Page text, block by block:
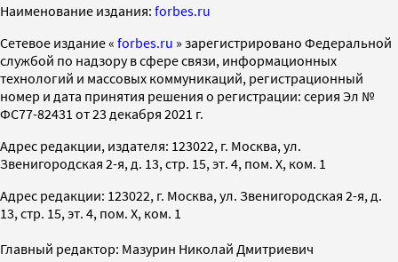
Наименование издания: forbes.ru
Cетевое издание « forbes.ru » зарегистрировано Федеральной
службой по надзору в сфере связи, информационных
технологий и массовых коммуникаций, регистрационный
номер и дата принятия решения о регистрации: серия Эл №
ФС77-82431 от 23 декабря 2021 г.
Адрес редакции, издателя: 123022, г. Москва, ул.
Звенигородская 2-я, д. 13, стр. 15, эт. 4, пом. X, ком. 1
Адрес редакции: 123022, г. Москва, ул. Звенигородская 2-я, д.
13, стр. 15, эт. 4, пом. X, ком. 1
Главный редактор: Мазурин Николай Дмитриевич